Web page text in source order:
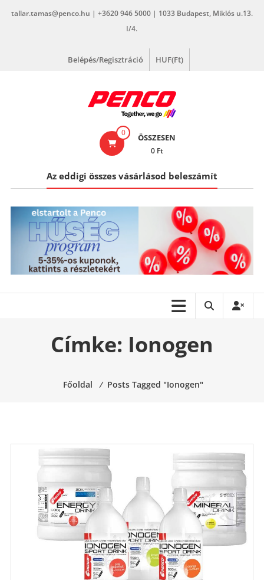
tallar.tamas@penco.hu | +3620 946 5000 | 1033 Budapest, Miklós u.13.
I/4.
Belépés/Regisztráció HUF(Ft)
0 ÖSSZESEN
0 Ft
Az eddigi összes vásárlásod beleszámít
Címke: Ionogen
Főoldal ⁄ Posts Tagged "Ionogen"